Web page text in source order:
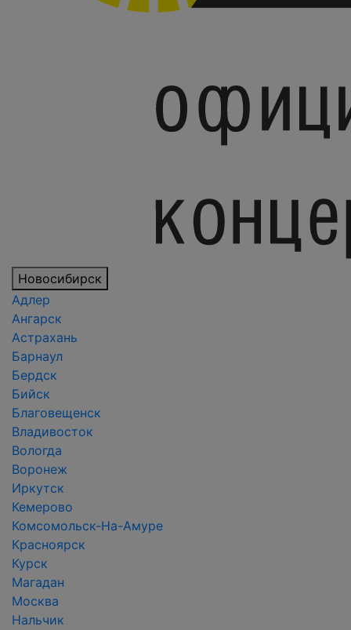
Новосибирск
Адлер
Ангарск
Астрахань
Барнаул
Бердск
Бийск
Благовещенск
Владивосток
Вологда
Воронеж
Иркутск
Кемерово
Комсомольск-На-Амуре
Красноярск
Курск
Магадан
Москва
Нальчик